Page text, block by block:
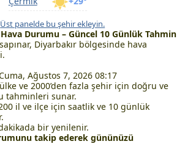
Üst panelde bu şehir ekleyin.
Durumu – Güncel 10 Günlük Tahmin
Diyarbakır bölgesinde hava
Ağustos 7, 2026 08:17
ve 2000’den fazla şehir için doğru ve
tahminleri sunar.
il ve ilçe için saatlik ve 10 günlük
bir yenilenir.
takip ederek gününüzü